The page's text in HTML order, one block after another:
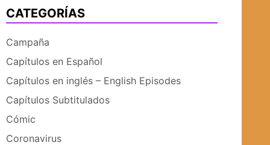
SUBMENÚ
CATEGORÍAS
Campaña
Capítulos en Español
Capítulos en inglés – English Episodes
Capítulos Subtitulados
Cómic
Coronavirus